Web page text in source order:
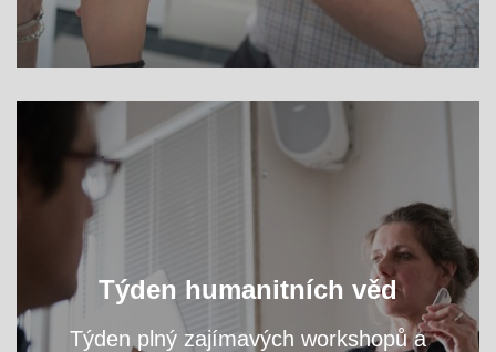
Týden humanitních věd
Týden plný zajímavých workshopů a
Oslavte s námi světový den filozofie a navštivte
přednášky a workshopy našich odborníků.